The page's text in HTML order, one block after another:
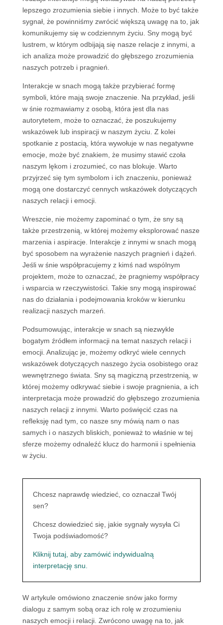
lepszego zrozumienia siebie i innych. Może to być także
sygnał, że powinniśmy zwrócić większą uwagę na to, jak
komunikujemy się w codziennym życiu. Sny mogą być
lustrem, w którym odbijają się nasze relacje z innymi, a
ich analiza może prowadzić do głębszego zrozumienia
naszych potrzeb i pragnień.
Interakcje w snach mogą także przybierać formę
symboli, które mają swoje znaczenie. Na przykład, jeśli
w śnie rozmawiamy z osobą, która jest dla nas
autorytetem, może to oznaczać, że poszukujemy
wskazówek lub inspiracji w naszym życiu. Z kolei
spotkanie z postacią, która wywołuje w nas negatywne
emocje, może być znakiem, że musimy stawić czoła
naszym lękom i zrozumieć, co nas blokuje. Warto
przyjrzeć się tym symbolom i ich znaczeniu, ponieważ
mogą one dostarczyć cennych wskazówek dotyczących
naszych relacji i emocji.
Wreszcie, nie możemy zapominać o tym, że sny są
także przestrzenią, w której możemy eksplorować nasze
marzenia i aspiracje. Interakcje z innymi w snach mogą
być sposobem na wyrażenie naszych pragnień i dążeń.
Jeśli w śnie współpracujemy z kimś nad wspólnym
projektem, może to oznaczać, że pragniemy współpracy
i wsparcia w rzeczywistości. Takie sny mogą inspirować
nas do działania i podejmowania kroków w kierunku
realizacji naszych marzeń.
Podsumowując, interakcje w snach są niezwykle
bogatym źródłem informacji na temat naszych relacji i
emocji. Analizując je, możemy odkryć wiele cennych
wskazówek dotyczących naszego życia osobistego oraz
wewnętrznego świata. Sny są magiczną przestrzenią, w
której możemy odkrywać siebie i swoje pragnienia, a ich
interpretacja może prowadzić do głębszego zrozumienia
naszych relacji z innymi. Warto poświęcić czas na
refleksję nad tym, co nasze sny mówią nam o nas
samych i o naszych bliskich, ponieważ to właśnie w tej
sferze możemy odnaleźć klucz do harmonii i spełnienia
w życiu.
Chcesz naprawdę wiedzieć, co oznaczał Twój
sen?
Chcesz dowiedzieć się, jakie sygnały wysyła Ci
Twoja podświadomość?
Kliknij tutaj, aby zamówić indywidualną
interpretację snu.
W artykule omówiono znaczenie snów jako formy
dialogu z samym sobą oraz ich rolę w zrozumieniu
naszych emocji i relacji. Zwrócono uwagę na to, jak